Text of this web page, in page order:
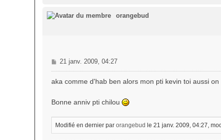
e
orangebud
M
e
g
21 janv. 2009, 04:27
aka comme d'hab ben alors mon pti kevin toi aussi
Bonne anniv pti chilou
Modifié en dernier par orangebud le 21 janv. 2009, 04:27,